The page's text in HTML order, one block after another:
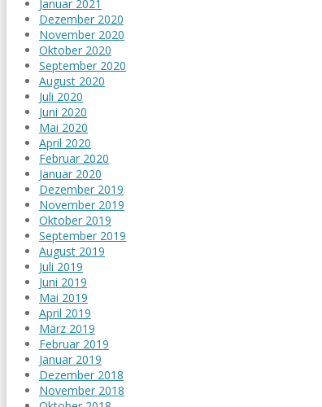
Januar 2021
Dezember 2020
November 2020
Oktober 2020
September 2020
August 2020
Juli 2020
Juni 2020
Mai 2020
April 2020
Februar 2020
Januar 2020
Dezember 2019
November 2019
Oktober 2019
September 2019
August 2019
Juli 2019
Juni 2019
Mai 2019
April 2019
März 2019
Februar 2019
Januar 2019
Dezember 2018
November 2018